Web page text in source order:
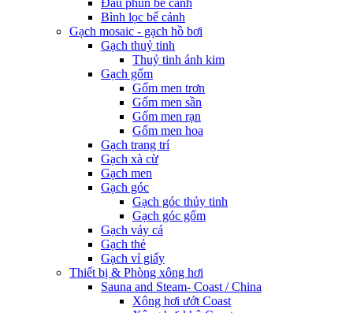
Đầu phun bể cảnh
Bình lọc bể cảnh
Gạch mosaic - gạch hồ bơi
Gạch thuỷ tinh
Thuỷ tinh ánh kim
Gạch gốm
Gốm men trơn
Gốm men sần
Gốm men rạn
Gốm men hoa
Gạch trang trí
Gạch xà cừ
Gạch men
Gạch góc
Gạch góc thủy tinh
Gạch góc gốm
Gạch vảy cá
Gạch thẻ
Gạch vỉ giấy
Thiết bị & Phòng xông hơi
Sauna and Steam- Coast / China
Xông hơi ướt Coast